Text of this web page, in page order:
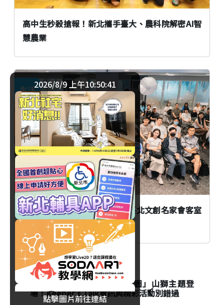
高中生秒殺搶報！新北攜手臺大、農科院解密AI智
慧農業
AI時代創作者如何不被取代？臺北文創名家會客室
談From AI to I
生活
臺北
生活
台北市立動物園「夜間動物園」山獅主題登
場！Keeper's Talk資訊與精彩活動別錯過
2026/8/9 上午10:50:42
點擊圖片前往連結